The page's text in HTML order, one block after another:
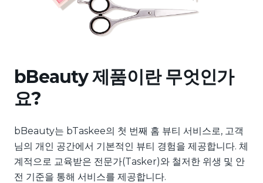
bBeauty 제품이란 무엇인가
요?
bBeauty는 bTaskee의 첫 번째 홈 뷰티 서비스로, 고객
님의 개인 공간에서 기본적인 뷰티 경험을 제공합니다. 체
계적으로 교육받은 전문가(Tasker)와 철저한 위생 및 안
전 기준을 통해 서비스를 제공합니다.